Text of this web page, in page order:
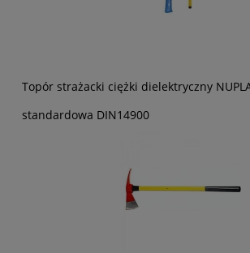
Topór strażacki ciężki dielektryczny
standardowa DIN14900